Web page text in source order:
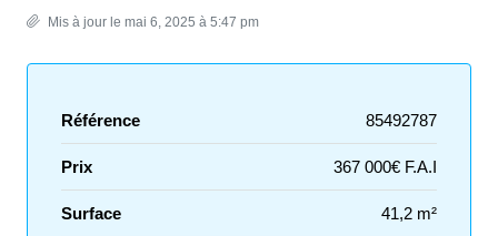
Mis à jour le mai 6, 2025 à 5:47 pm
Référence 85492787
Prix 367 000€ F.A.I
Surface 41,2 m²